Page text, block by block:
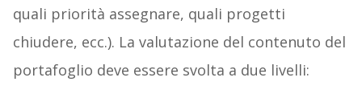
quali priorità assegnare, quali progetti
chiudere, ecc.). La valutazione del contenuto del
portafoglio deve essere svolta a due livelli: